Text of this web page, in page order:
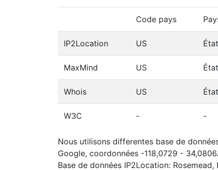
Code pays
IP2Location US
MaxMind US
Whois US
W3C - -
Nous utilisons differentes base de
Google, coordonnées -118,0729 - 34,0806.
Base de données IP2Location: Rosemead,